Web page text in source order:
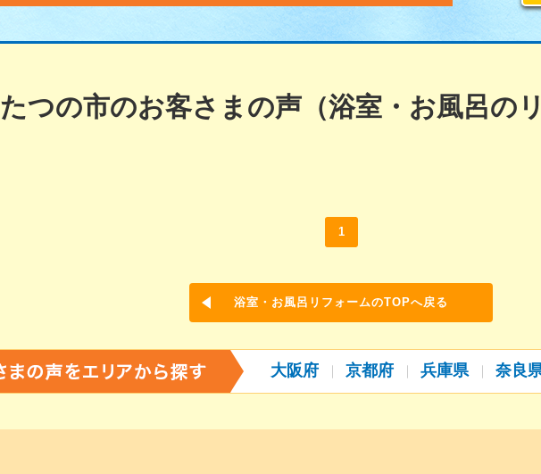
たつの市のお客さまの声（浴室・お風呂の
1
浴室・お風呂リフォームのTOPへ戻る
大阪府 京都府 兵庫県 奈良